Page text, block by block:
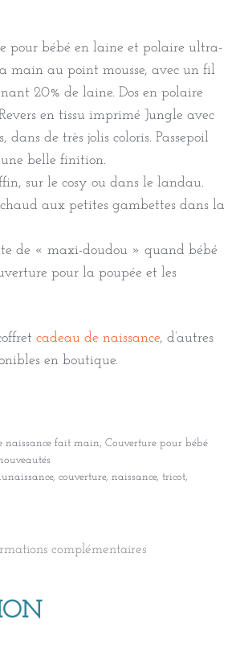
pour bébé en laine et polaire ultra-
main au point mousse, avec un fil
20% de laine. Dos en polaire
en tissu imprimé Jungle avec
dans de très jolis coloris. Passepoil
belle finition.
sur le cosy ou dans le landau.
aux petites gambettes dans la
de « maxi-doudou » quand bébé
pour la poupée et les
cadeau de naissance, d’autres
en boutique.
naissance fait main, Couverture pour bébé
, couverture, naissance, tricot,
complémentaires